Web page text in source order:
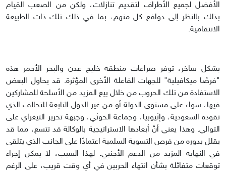
الأفضل لجميع الأطراف لتقديم تنازلات، ولكن من الصعب القيام
بذلك بالنظر إلى دوافع كل منهم، بما في ذلك تلك ذات الطبيعة
الانتقامية.
بشكل ساخر، توفر صراعات منطقة خليج عدن والبحر الأحمر هذه
"فرصًا ميكافيلية" للجهات الفاعلة الأخرى المؤثرة. قد يحاول البعض
الاستفادة من تلك الحروب من خلال بيع المزيد من الأسلحة للمشاركين
فيها، سواء على مستوى الدولة أو من غير الدول التابعة للتحالف الذي
تقوده السعودية، وإثيوبيا، وجماعة الحوثي، وجبهة تحرير التيغراي على
التوالي. وهذا يعني أنَّ أبعادها الاستراتيجية بالوكالة قد تتسع، مما قد
يقلل بدوره من فرص التسوية السلمية اعتمادًا على الجانب الذي يتلقى
في النهاية المزيد من الدعم الأجنبي. لهذا السبب، لا يمكن إجراء
توقعات متفائلة بشأن انتهاء الحربين في أي وقت قريب، على الرغم